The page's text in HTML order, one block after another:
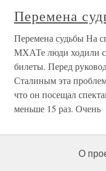
Перемена
Перемена судьбы На
МХАТе люди ходили
билеты. Перед
Сталиным эта
что он посещал
меньше 15 раз. Очень
О